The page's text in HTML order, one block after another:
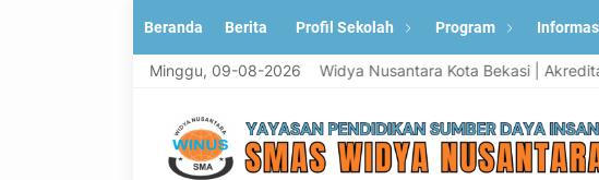
Beranda Berita Profil Sekolah Program
Minggu, 09-08-2026
Selamat Datang di Situs resmi SMA Widya Nusantara Kota Bekasi |